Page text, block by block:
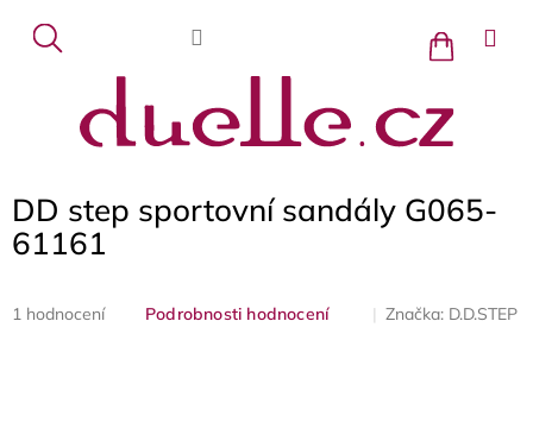
obsah
Nákupní
košík
DD step sportovní sandály G065-
61161
Průměrné
1 hodnocení Podrobnosti hodnocení Značka: D.D.STEP